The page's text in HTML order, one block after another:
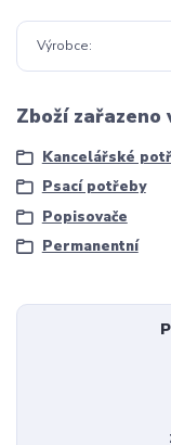
Výrobce
Zboží
Kancelářské
Psací potřeby
Popisovače
Permanentní